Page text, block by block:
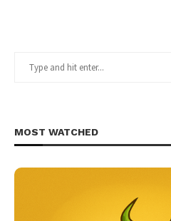
MOST WATCHED